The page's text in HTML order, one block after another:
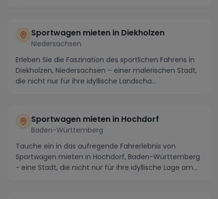
Sportwagen mieten in Diekholzen
Niedersachsen
Erleben Sie die Faszination des sportlichen Fahrens in
Diekholzen, Niedersachsen – einer malerischen Stadt,
die nicht nur für ihre idyllische Landscha...
Sportwagen mieten in Hochdorf
Baden-Württemberg
Tauche ein in das aufregende Fahrerlebnis von
Sportwagen mieten in Hochdorf, Baden-Württemberg
- eine Stadt, die nicht nur für ihre idyllische Lage am...